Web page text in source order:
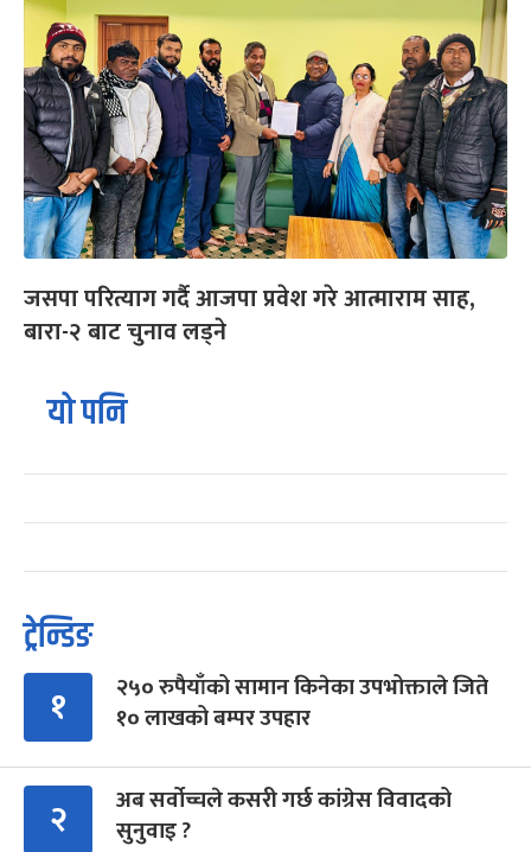
जसपा परित्याग गर्दै आजपा प्रवेश गरे आत्माराम साह,
बारा-२ बाट चुनाव लड्ने
यो पनि
ट्रेन्डिङ
१
२५० रुपैयाँको सामान किनेका उपभोक्ताले जिते
१० लाखको बम्पर उपहार
२
अब सर्वोच्चले कसरी गर्छ कांग्रेस विवादको
सुनुवाइ ?